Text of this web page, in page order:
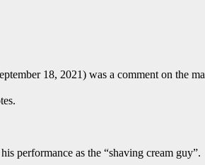
18, 2021) was a comment on the
performance as the “shaving cream guy”.